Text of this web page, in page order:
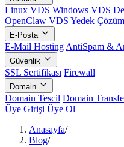
Linux VDS Windows VDS
OpenClaw VDS Yedek
E-Posta
E-Mail Hosting AntiSpam &
Güvenlik
SSL Sertifikası Firewall
Domain
Domain Tescil Domain
Üye Girişi Üye Ol
Anasayfa/
Blog/